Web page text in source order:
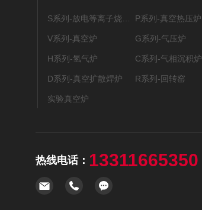
P系列-真空热压炉
V系列-真空炉 G系列-气压炉
H系列-氢气炉 C系列-气相沉积炉
D系列-真空扩散焊炉 R系列-回转窑
实验真空炉
热线电话： 13311665350